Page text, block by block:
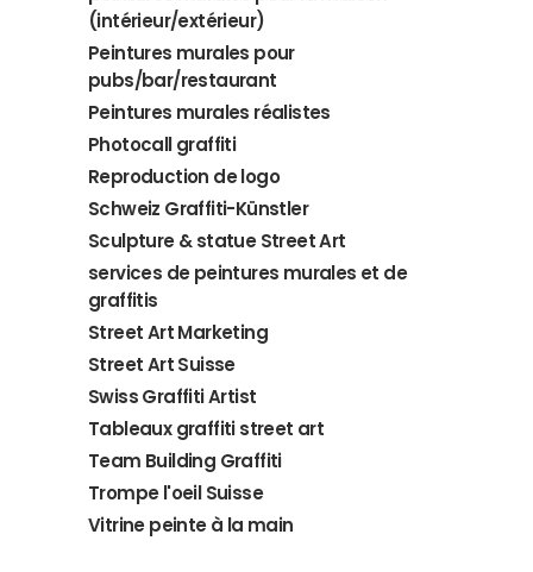
(intérieur/extérieur)
Peintures murales pour
pubs/bar/restaurant
Peintures murales réalistes
Photocall graffiti
Reproduction de logo
Schweiz Graffiti-Künstler
Sculpture & statue Street Art
services de peintures murales et de
graffitis
Street Art Marketing
Street Art Suisse
Swiss Graffiti Artist
Tableaux graffiti street art
Team Building Graffiti
Trompe l'oeil Suisse
Vitrine peinte à la main